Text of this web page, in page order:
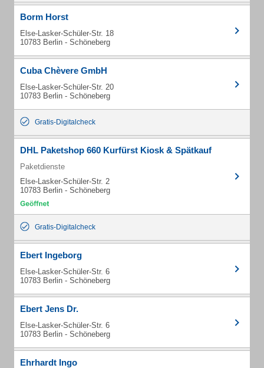
Borm Horst
Else-Lasker-Schüler-Str. 18
10783 Berlin - Schöneberg
Cuba Chèvere GmbH
Else-Lasker-Schüler-Str. 20
10783 Berlin - Schöneberg
Gratis-Digitalcheck
DHL Paketshop 660 Kurfürst Kiosk & Spätkauf
Paketdienste
Else-Lasker-Schüler-Str. 2
10783 Berlin - Schöneberg
Gratis-Digitalcheck
Ebert Ingeborg
Else-Lasker-Schüler-Str. 6
10783 Berlin - Schöneberg
Ebert Jens Dr.
Else-Lasker-Schüler-Str. 6
10783 Berlin - Schöneberg
Ehrhardt Ingo